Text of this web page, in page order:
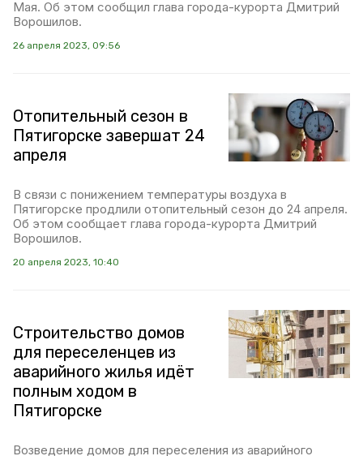
Мая. Об этом сообщил глава города-курорта Дмитрий
Ворошилов.
26 апреля 2023, 09:56
Отопительный сезон в
Пятигорске завершат 24
апреля
В связи с понижением температуры воздуха в
Пятигорске продлили отопительный сезон до 24 апреля.
Об этом сообщает глава города-курорта Дмитрий
Ворошилов.
20 апреля 2023, 10:40
Строительство домов
для переселенцев из
аварийного жилья идёт
полным ходом в
Пятигорске
Возведение домов для переселения из аварийного